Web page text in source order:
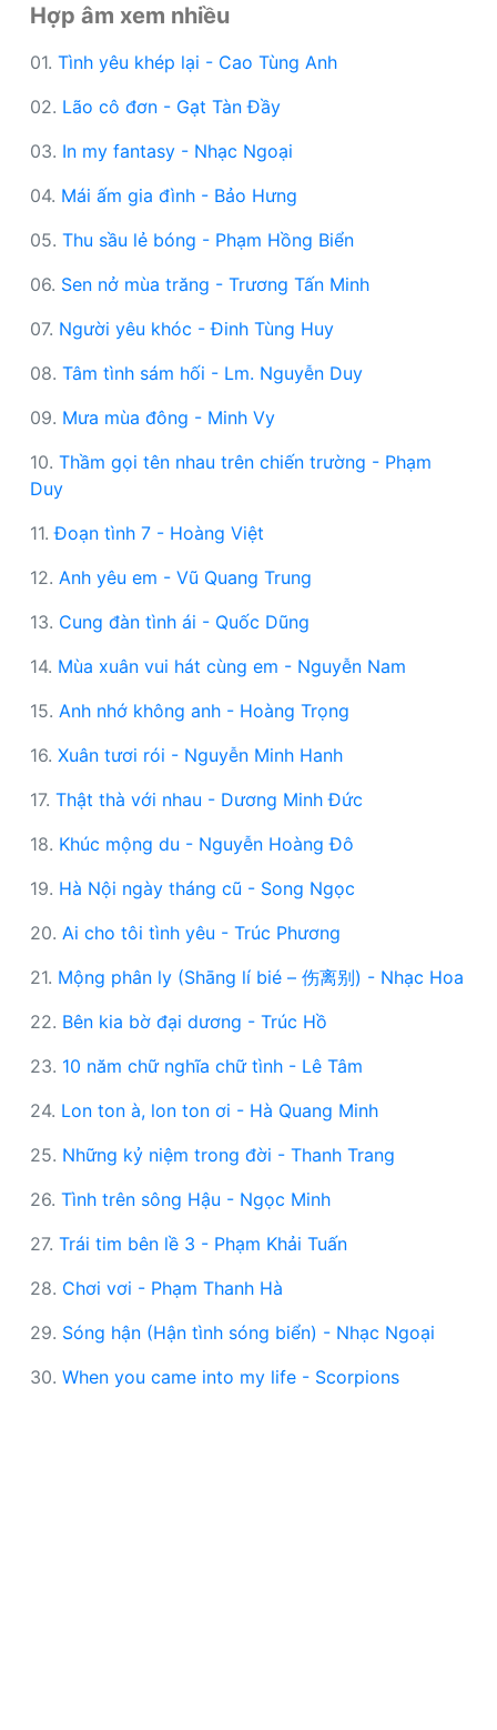
Hợp âm xem nhiều
01. Tình yêu khép lại - Cao Tùng Anh
02. Lão cô đơn - Gạt Tàn Đầy
03. In my fantasy - Nhạc Ngoại
04. Mái ấm gia đình - Bảo Hưng
05. Thu sầu lẻ bóng - Phạm Hồng Biển
06. Sen nở mùa trăng - Trương Tấn Minh
07. Người yêu khóc - Đinh Tùng Huy
08. Tâm tình sám hối - Lm. Nguyễn Duy
09. Mưa mùa đông - Minh Vy
10. Thầm gọi tên nhau trên chiến trường - Phạm
Duy
11.Đoạn tình 7 - Hoàng Việt
12. Anh yêu em - Vũ Quang Trung
13. Cung đàn tình ái - Quốc Dũng
14. Mùa xuân vui hát cùng em - Nguyễn Nam
15. Anh nhớ không anh - Hoàng Trọng
16. Xuân tươi rói - Nguyễn Minh Hanh
17. Thật thà với nhau - Dương Minh Đức
18. Khúc mộng du - Nguyễn Hoàng Đô
19. Hà Nội ngày tháng cũ - Song Ngọc
20. Ai cho tôi tình yêu - Trúc Phương
21. Mộng phân ly (Shāng lí bié – 伤离别) - Nhạc Hoa
22. Bên kia bờ đại dương - Trúc Hồ
23. 10 năm chữ nghĩa chữ tình - Lê Tâm
24. Lon ton à, lon ton ơi - Hà Quang Minh
25. Những kỷ niệm trong đời - Thanh Trang
26. Tình trên sông Hậu - Ngọc Minh
27. Trái tim bên lề 3 - Phạm Khải Tuấn
28. Chơi vơi - Phạm Thanh Hà
29. Sóng hận (Hận tình sóng biển) - Nhạc Ngoại
30. When you came into my life - Scorpions